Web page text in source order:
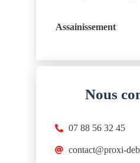
Assainissement
Nous
07 88 56 32 45
contact@proxi-